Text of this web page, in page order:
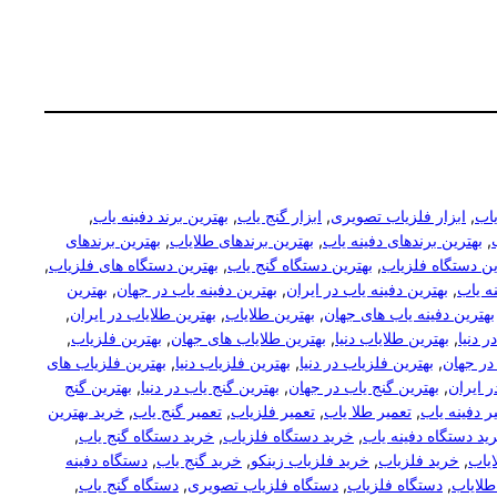
, ابزار فلزیاب تصویری, ابزار گنج یاب, بهترین برند دفینه یاب,
, بهترین برندهای دفینه یاب, بهترین برندهای طلایاب, بهترین برندهای
دستگاه فلزیاب, بهترین دستگاه گنج یاب, بهترین دستگاه های فلزیاب,
یاب, بهترین دفینه یاب در ایران, بهترین دفینه یاب در جهان, بهترین
بهترین دفینه یاب های جهان, بهترین طلایاب, بهترین طلایاب در ایران,
دنیا, بهترین طلایاب دنیا, بهترین طلایاب های جهان, بهترین فلزیاب,
در جهان, بهترین فلزیاب در دنیا, بهترین فلزیاب دنیا, بهترین فلزیاب های
ایران, بهترین گنج یاب در جهان, بهترین گنج یاب در دنیا, بهترین گنج
دفینه یاب, تعمیر طلا یاب, تعمیر فلزیاب, تعمیر گنج یاب, خرید بهترین
دستگاه دفینه یاب, خرید دستگاه فلزیاب, خرید دستگاه گنج یاب,
, خرید فلزیاب, خرید فلزیاب زینکو, خرید گنج یاب, دستگاه دفینه
, دستگاه فلزیاب, دستگاه فلزیاب تصویری, دستگاه گنج یاب,